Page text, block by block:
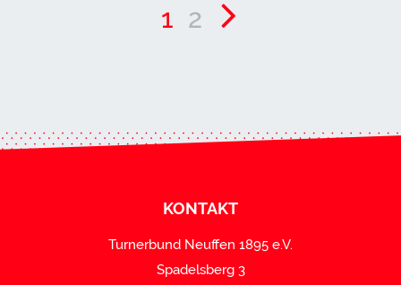
1 2
KONTAKT
Turnerbund Neuffen 1895 e.V.
Spadelsberg 3